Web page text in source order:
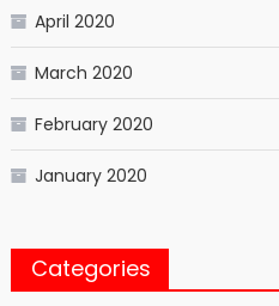
April 2020
March 2020
February 2020
January 2020
Categories